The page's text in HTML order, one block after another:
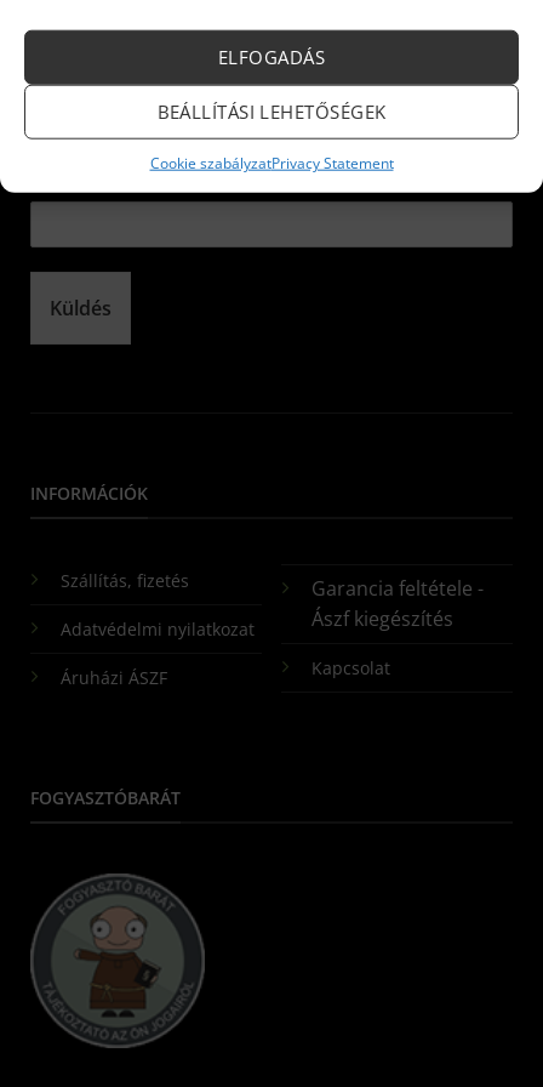
ELFOGADÁS
BEÁLLÍTÁSI LEHETŐSÉGEK
Cookie szabályzatPrivacy Statement
Név:*
E-mail:*
Küldés
INFORMÁCIÓK
Szállítás, fizetés
Adatvédelmi nyilatkozat
Áruházi ÁSZF
Garancia feltétele -
Ászf kiegészítés
Kapcsolat
FOGYASZTÓBARÁT